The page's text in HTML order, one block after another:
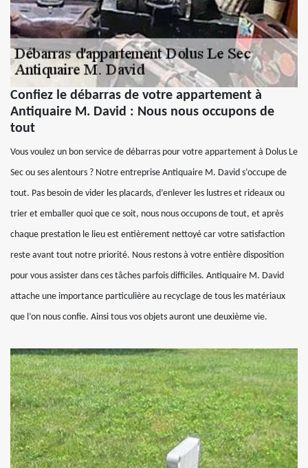
Confiez le débarras de votre appartement à
Antiquaire M. David : Nous nous occupons de
tout
Vous voulez un bon service de débarras pour votre appartement à Dolus Le
Sec ou ses alentours ? Notre entreprise Antiquaire M. David s’occupe de
tout. Pas besoin de vider les placards, d’enlever les lustres et rideaux ou
trier et emballer quoi que ce soit, nous nous occupons de tout, et après
chaque prestation le lieu est entièrement nettoyé car votre satisfaction
reste avant tout notre priorité. Nous restons à votre entière disposition
pour vous assister dans ces tâches parfois difficiles. Antiquaire M. David
attache une importance particulière au recyclage de tous les matériaux
que l’on nous confie. Ainsi tous vos objets auront une deuxième vie.